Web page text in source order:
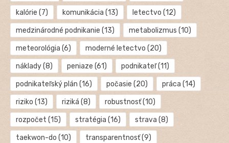
kalórie (7) komunikácia (13) letectvo (12)
medzinárodné podnikanie (13) metabolizmus (10)
meteorológia (6) moderné letectvo (20)
náklady(8) peniaze (61) podnikateľ(11)
podnikateľský plán (16) počasie (20) práca (14)
riziko (13) riziká (8) robustnosť(10)
rozpočet (15) stratégia (16) strava (8)
taekwon-do (10) transparentnosť(9)